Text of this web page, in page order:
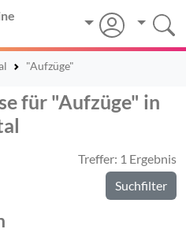
"Aufzüge"
für "Aufzüge" in
Treffer: 1 Ergebnis
Suchfilter